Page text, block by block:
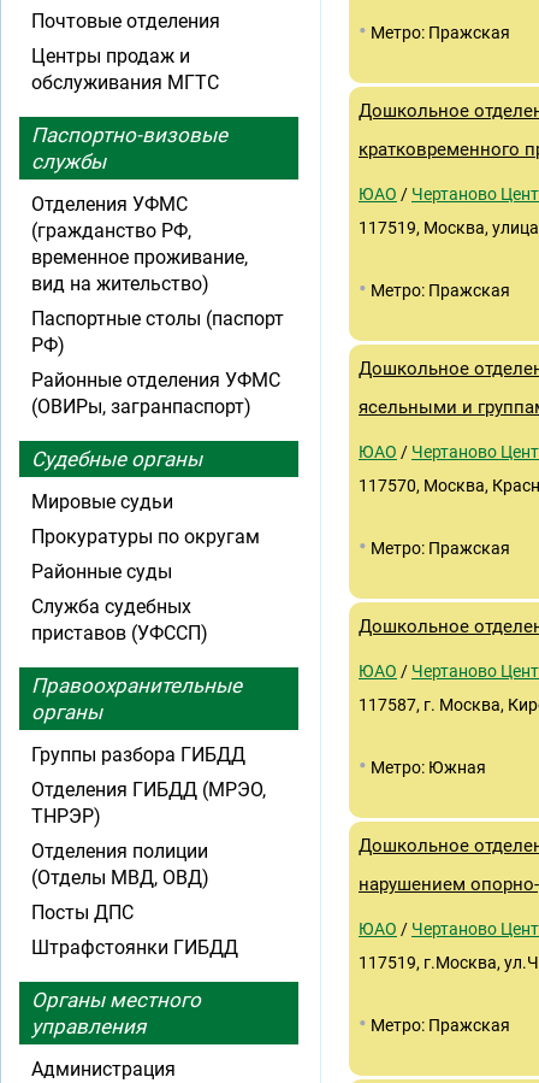
• Метро: Пражская
Дошкольное
кратковременного
ЮАО / Чертаново
117519, Москва,
• Метро: Пражская
Дошкольное
ясельными и
ЮАО / Чертаново
117570, Москва,
• Метро: Пражская
Дошкольное
ЮАО / Чертаново
117587, г. Москва,
• Метро: Южная
Дошкольное
нарушением
ЮАО / Чертаново
117519, г.Москва,
• Метро: Пражская
Почтовые отделения
Центры продаж и
обслуживания МГТС
Паспортно-визовые
службы
Отделения УФМС
(гражданство РФ,
временное проживание,
вид на жительство)
Паспортные столы (паспорт
РФ)
Районные отделения УФМС
(ОВИРы, загранпаспорт)
Судебные органы
Мировые судьи
Прокуратуры по округам
Районные суды
Служба судебных
приставов (УФССП)
Правоохранительные
органы
Группы разбора ГИБДД
Отделения ГИБДД (МРЭО,
ТНРЭР)
Отделения полиции
(Отделы МВД, ОВД)
Посты ДПС
Штрафстоянки ГИБДД
Органы местного
управления
Администрация